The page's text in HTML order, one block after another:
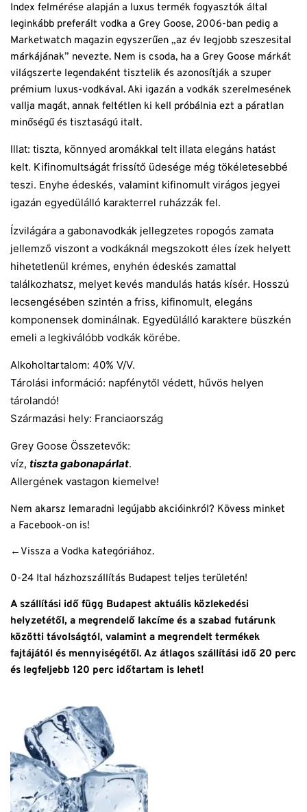
Index felmérése alapján a luxus termék fogyasztók által
leginkább preferált vodka a Grey Goose, 2006-ban pedig a
Marketwatch magazin egyszerűen „az év legjobb szeszesital
márkájának” nevezte. Nem is csoda, ha a Grey Goose márkát
világszerte legendaként tisztelik és azonosítják a szuper
prémium luxus-vodkával. Aki igazán a vodkák szerelmesének
vallja magát, annak feltétlen ki kell próbálnia ezt a páratlan
minőségű és tisztaságú italt.
Illat: tiszta, könnyed aromákkal telt illata elegáns hatást
kelt. Kifinomultságát frissítő üdesége még tökéletesebbé
teszi. Enyhe édeskés, valamint kifinomult virágos jegyei
igazán egyedülálló karakterrel ruházzák fel.
Ízvilágára a gabonavodkák jellegzetes ropogós zamata
jellemző viszont a vodkáknál megszokott éles ízek helyett
hihetetlenül krémes, enyhén édeskés zamattal
találkozhatsz, melyet kevés mandulás hatás kísér. Hosszú
lecsengésében szintén a friss, kifinomult, elegáns
komponensek dominálnak. Egyedülálló karaktere büszkén
emeli a legkiválóbb vodkák körébe.
Alkoholtartalom: 40% V/V.
Tárolási információ: napfénytől védett, hűvös helyen
tárolandó!
Származási hely: Franciaország
Grey Goose Összetevők:
víz, tiszta gabonapárlat.
Allergének vastagon kiemelve!
Nem akarsz lemaradni legújabb akcióinkról? Kövess minket
a Facebook-on is!
←Vissza a Vodka kategóriához.
0-24 Ital házhozszállítás Budapest teljes területén!
A szállítási idő függ Budapest aktuális közlekedési
helyzetétől, a megrendelő lakcíme és a szabad futárunk
közötti távolságtól, valamint a megrendelt termékek
fajtájától és mennyiségétől. Az átlagos szállítási idő 20 perc
és legfeljebb 120 perc időtartam is lehet!